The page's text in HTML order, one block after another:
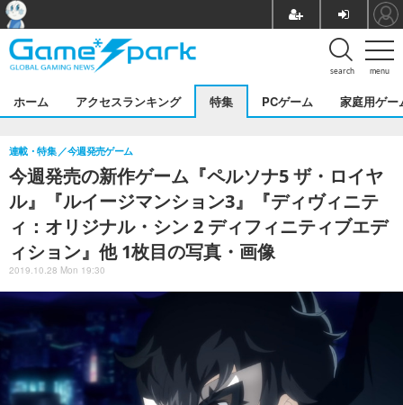
menu
search
ホーム アクセスランキング 特集 PCゲーム 家庭用ゲー
今週発売の新作ゲーム『ペルソナ5 ザ・ロイヤ
ル』『ルイージマンション3』『ディヴィニテ
ィ：オリジナル・シン 2 ディフィニティブエデ
ィション』他 1枚目の写真・画像
連載・特集 今週発売ゲーム
2019.10.28 Mon 19:30